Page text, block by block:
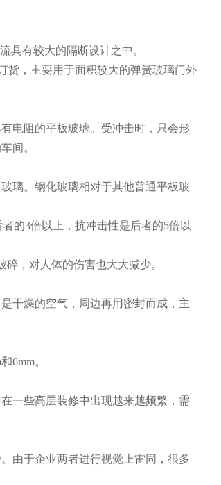
具有较大的隔断设计之中。
货，主要用于面积较大的弹簧玻璃门外
电阻的平板玻璃。受冲击时，只会形
间。
璃。钢化玻璃相对于其他普通平板玻
的3倍以上，抗冲击性是后者的5倍以
碎，对人体的伤害也大大减少。
干燥的空气，周边再用密封而成，主
6mm。
一些高层装修中出现越来越频繁，需
由于企业两者进行视觉上雷同，很多